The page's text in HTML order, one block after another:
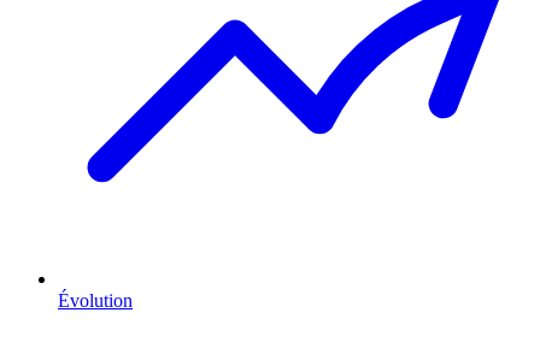
Évolution